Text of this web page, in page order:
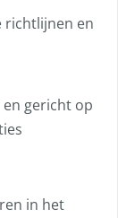
richtlijnen en
gericht op
in het